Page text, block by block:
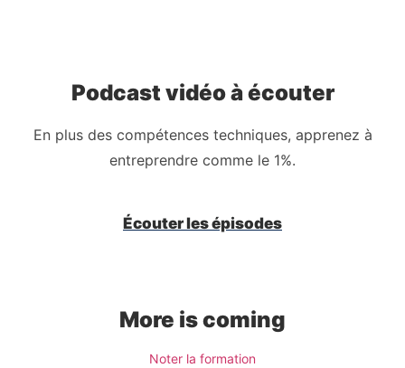
Podcast vidéo à écouter
En plus des compétences techniques, apprenez à
entreprendre comme le 1%.
Écouter les épisodes
More is coming
Noter la formation